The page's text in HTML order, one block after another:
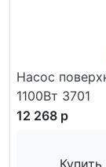
Насос
1100Вт 3701
12 268 р
Купить